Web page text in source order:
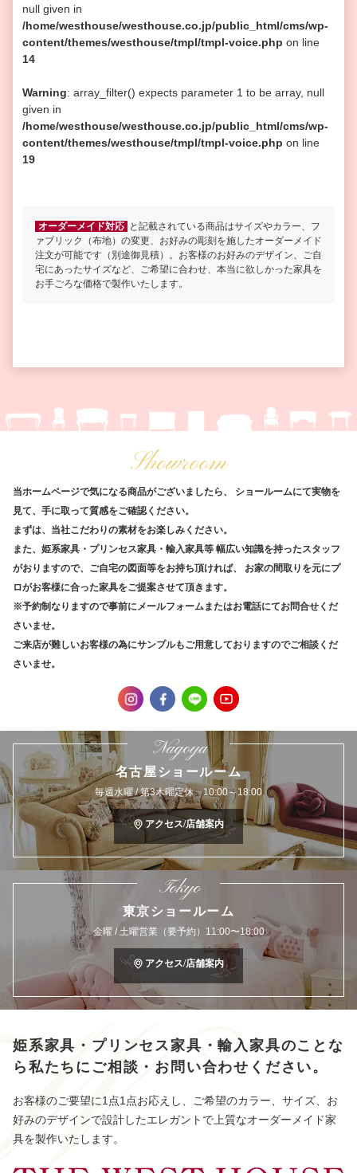
null given in
/home/westhouse/westhouse.co.jp/public_html/cms/wp-
content/themes/westhouse/tmpl/tmpl-voice.php on line
14
Warning: array_filter() expects parameter 1 to be array, null
given in
/home/westhouse/westhouse.co.jp/public_html/cms/wp-
content/themes/westhouse/tmpl/tmpl-voice.php on line
19
オーダーメイド対応 と記載されている商品はサイズやカラー、フ
ァブリック（布地）の変更、お好みの彫刻を施したオーダーメイド
注文が可能です（別途御見積）。お客様のお好みのデザイン、ご自
宅にあったサイズなど、ご希望に合わせ、本当に欲しかった家具を
お手ごろな価格で製作いたします。
Showroom
当ホームページで気になる商品がございましたら、
ショールームにて実物を
見て、手に取って質感をご確認ください。
まずは、当社こだわりの素材をお楽しみください。
また、姫系家具・プリンセス家具・輸入家具等 幅広い知識を持ったスタッフ
がおりますので、ご自宅の図面等をお持ち頂ければ、
お家の間取りを元にプ
ロがお客様に合った家具をご提案させて頂きます。
※予約制なりますので事前にメールフォームまたはお電話にてお問合せくだ
さいませ。
ご来店が難しいお客様の為にサンプルもご用意しておりますのでご相談くだ
さいませ。
Nagoya
名古屋ショールーム
毎週水曜 / 第3木曜定休 10:00～18:00
アクセス/店舗案内
Tokyo
東京ショールーム
金曜 / 土曜営業（要予約）11:00〜18:00
アクセス/店舗案内
姫系家具・プリンセス家具・輸入家具のことな
ら 私たちにご相談・お問い合わせください。
お客様のご要望に1点1点お応えし、ご希望のカラー、サイズ、お
好みのデザインで設計したエレガントで上質なオーダーメイド家
具を製作いたします。